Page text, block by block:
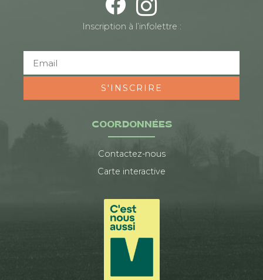
COORDONNÉES
Contactez-nous
Carte interactive
Inscription à l’infolettre :
S'INSCRIRE